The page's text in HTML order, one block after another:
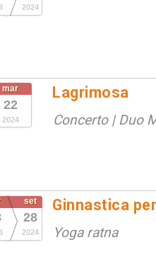
2024
mar
22
2024
Lagrimosa
Concerto | Duo
set
28
2024
Ginnastica
Yoga ratna